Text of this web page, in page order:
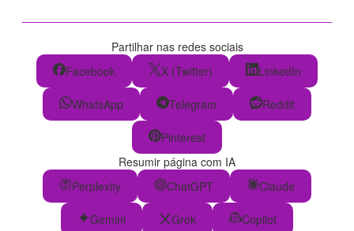
Partilhar nas redes sociais
Facebook
X (Twitter) LinkedIn
WhatsApp Telegram Reddit
Pinterest
Resumir página com IA
Perplexity
ChatGPT Claude
Gemini Grok Copilot